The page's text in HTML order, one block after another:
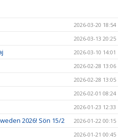
2026-03-20 18:54
2026-03-13 20:25
2026-03-10 14:01
2026-02-28 13:06
2026-02-28 13:05
2026-02-01 08:24
2026-01-23 12:33
2026! Sön 15/2 2026-01-22 00:15
2026-01-21 00:45